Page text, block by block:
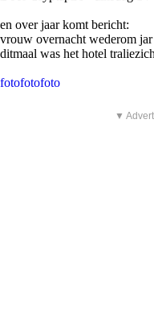
en over jaar komt bericht:
vrouw overnacht wederom
ditmaal was het hotel
fotofotofoto
▼